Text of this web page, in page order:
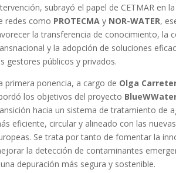
subrayó el papel de CETMAR en
redes como PROTECMAy NOR-WATER,
la transferencia de conocimiento, la
y la adopción de soluciones
gestores públicos y privados.
primera ponencia, a cargo de Olga
los objetivos del proyecto
hacia un sistema de tratamiento de
eficiente, circular y alineado con las
Se trata por tanto de fomentar la
la detección de contaminantes
depuración más segura y sostenible.